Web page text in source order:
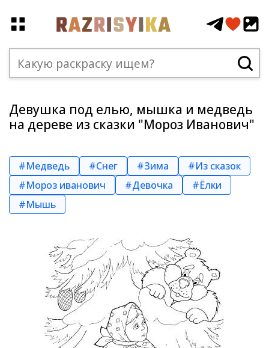
Девушка под елью, мышка и медведь
на дереве из сказки "Мороз Иванович"
#Медведь #Снег #Зима
#Из сказок
#Мороз иванович
#Девочка
#Ёлки
#Мышь